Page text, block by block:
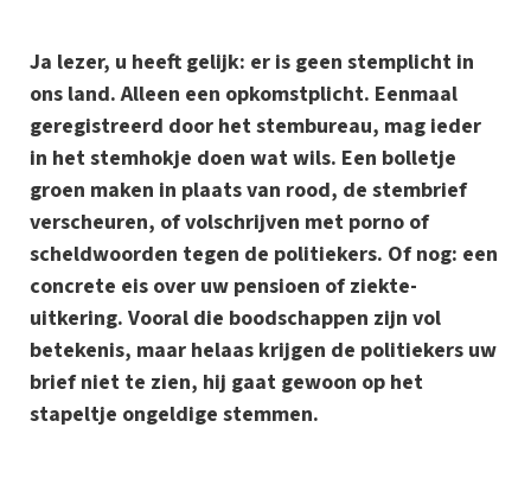
Ja lezer, u heeft gelijk: er is geen stemplicht in
ons land. Alleen een opkomstplicht. Eenmaal
geregistreerd door het stembureau, mag ieder
in het stemhokje doen wat wils. Een bolletje
groen maken in plaats van rood, de stembrief
verscheuren, of volschrijven met porno of
scheldwoorden tegen de politiekers. Of nog: een
concrete eis over uw pensioen of ziekte-
uitkering. Vooral die boodschappen zijn vol
betekenis, maar helaas krijgen de politiekers uw
brief niet te zien, hij gaat gewoon op het
stapeltje ongeldige stemmen.